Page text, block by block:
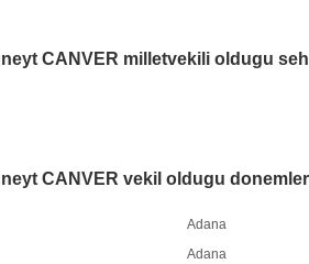
CANVER milletvekili oldugu
CANVER vekil oldugu donemler
Adana
Adana